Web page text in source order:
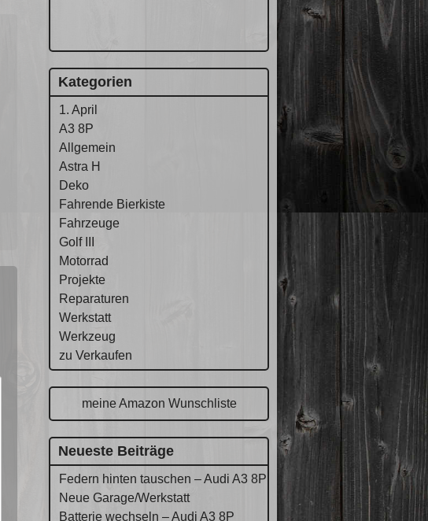
Kategorien
1. April
A3 8P
Allgemein
Astra H
Deko
Fahrende Bierkiste
Fahrzeuge
Golf III
Motorrad
Projekte
Reparaturen
Werkstatt
Werkzeug
zu Verkaufen
meine Amazon Wunschliste
Neueste Beiträge
Federn hinten tauschen – Audi A3 8P
Neue Garage/Werkstatt
Batterie wechseln – Audi A3 8P